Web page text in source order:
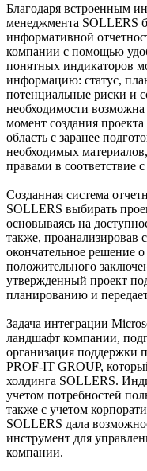
Благодаря встроенным
менеджмента SOLLERS
информативной
компании с помощью
понятных индикаторов
информацию: статус,
потенциальные риски и
необходимости возможна
момент создания
область с заранее
необходимых
правами в соответствие
Созданная система
SOLLERS выбирать
основываясь на
также, проанализировав
окончательное решение
положительного
утвержденный проект
планированию и
Задача интеграции
ландшафт компании,
организация поддержки
PROF-IT GROUP,
холдинга SOLLERS.
учетом потребностей
также с учетом
SOLLERS дала
инструмент для
компании.